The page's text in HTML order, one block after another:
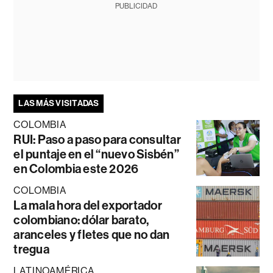
PUBLICIDAD
LAS MÁS VISITADAS
COLOMBIA
RUI: Paso a paso para consultar
el puntaje en el “nuevo Sisbén”
en Colombia este 2026
COLOMBIA
La mala hora del exportador
colombiano: dólar barato,
aranceles y fletes que no dan
tregua